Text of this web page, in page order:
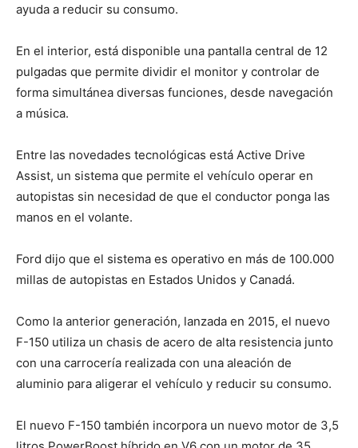
ayuda a reducir su consumo.
En el interior, está disponible una pantalla central de 12
pulgadas que permite dividir el monitor y controlar de
forma simultánea diversas funciones, desde navegación
a música.
Entre las novedades tecnológicas está Active Drive
Assist, un sistema que permite el vehículo operar en
autopistas sin necesidad de que el conductor ponga las
manos en el volante.
Ford dijo que el sistema es operativo en más de 100.000
millas de autopistas en Estados Unidos y Canadá.
Como la anterior generación, lanzada en 2015, el nuevo
F-150 utiliza un chasis de acero de alta resistencia junto
con una carrocería realizada con una aleación de
aluminio para aligerar el vehículo y reducir su consumo.
El nuevo F-150 también incorpora un nuevo motor de 3,5